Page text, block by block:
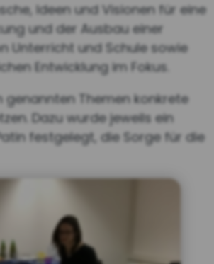
Ideen und Visionen für eine
und der Ausbau einer
Unterricht und Schule sowie
Entwicklung im Fokus.
Themen konkrete
Dazu wurde jeweils ein
festgelegt, die Sorge für die